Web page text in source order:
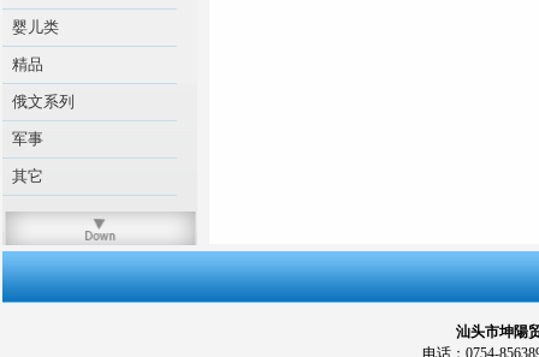
婴儿类
精品
俄文系列
军事
其它
汕头市坤陽
电话：0754-